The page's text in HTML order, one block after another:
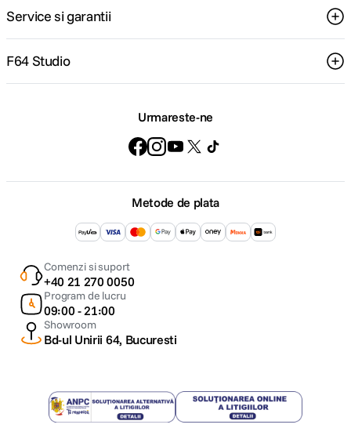
Service si garantii
F64 Studio
Urmareste-ne
Metode de plata
Comenzi si suport
+40 21 270 0050
Program de lucru
09:00 - 21:00
Showroom
Bd-ul Unirii 64, Bucuresti